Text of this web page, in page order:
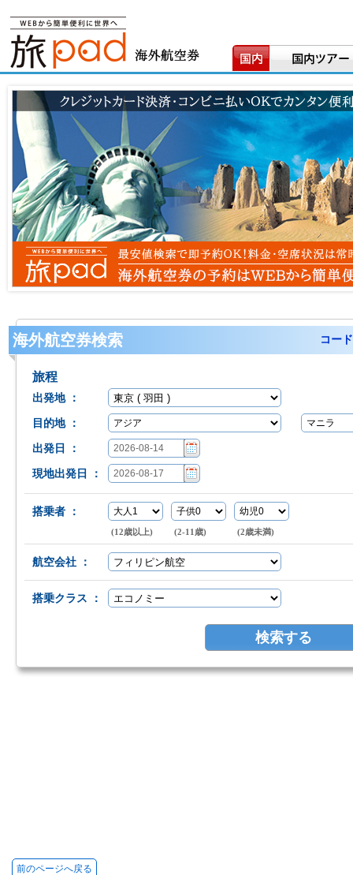
海外航空券検索 コー
旅程
出発地 ：
目的地 ：
出発日 ：
現地出発日 ：
搭乗者 ：
(12歳以上) (2-11歳) (2歳未満)
航空会社 ：
搭乗クラス ：
前のページへ戻る